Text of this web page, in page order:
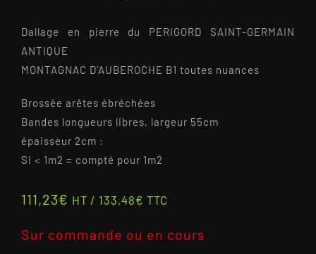
Dallage en pierre du PERIGORD SAINT-GERMAIN
ANTIQUE
MONTAGNAC D’AUBEROCHE B1 toutes nuances
Brossée arêtes ébréchées
Bandes longueurs libres, largeur 55cm
épaisseur 2cm :
Si < 1m2 = compté pour 1m2
111,23€ HT / 133,48€ TTC
Sur commande ou en cours